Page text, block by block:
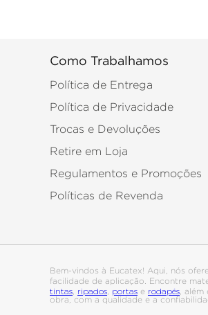
Como Trabalhamos
Política de Entrega
Política de Privacidade
Trocas e Devoluções
Retire em Loja
Regulamentos e Promoções
Políticas de Revenda
Bem-vindos à Eucatex! Aqui, nós
facilidade de aplicação. Encontre
tintas ripados portas e rodapés ,
obra, com a qualidade e a